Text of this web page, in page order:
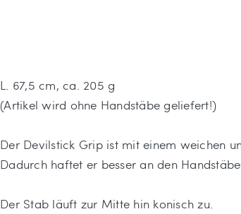
L. 67,5 cm, ca. 205 g
(Artikel wird ohne Handstäbe geliefert!)
Der Devilstick Grip ist mit einem weichen
Dadurch haftet er besser an den
Der Stab läuft zur Mitte hin konisch zu.